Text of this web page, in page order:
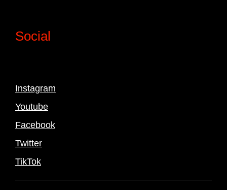
Social
Instagram
Youtube
Facebook
Twitter
TikTok